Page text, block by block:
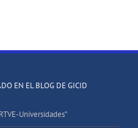
EN EL BLOG DE GICID
Universidades”